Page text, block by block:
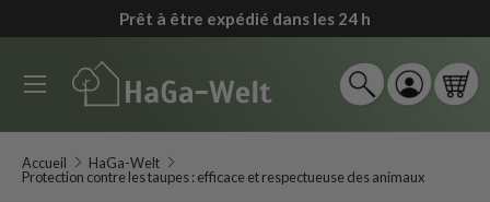
Zum Inhalt springen
Zum Menü springen
Fußzeile springen
Barrierefreiheits-Widget öffnen
Aller au contenu
Politique de retour de 90 jours*
Recherche
Recherche
Se
Menu
Accueil
HaGa-Welt
Protection contre les taupes : efficace et respectueuse des animaux